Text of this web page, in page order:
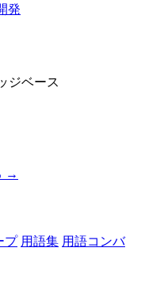
発
ジベース
→
プ 用語集 用語コンバ